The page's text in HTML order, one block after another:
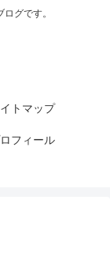
グです。
トマップ
フィール